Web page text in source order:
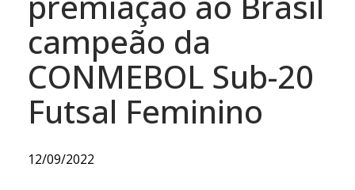
campeão da
CONMEBOL Sub-20
Futsal Feminino
12/09/2022